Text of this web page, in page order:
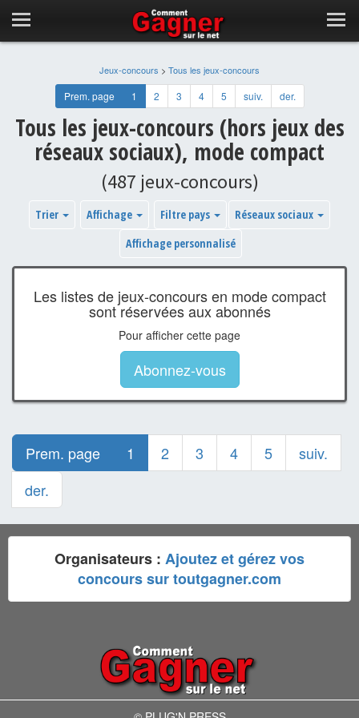
Jeux-concours > Tous les jeux-concours
Prem. page 1 2 3 4 5 suiv. der.
Tous les jeux-concours (hors jeux des
réseaux sociaux), mode compact
(487 jeux-concours)
Trier Affichage Filtre pays
Réseaux sociaux
Affichage personnalisé
Les listes de jeux-concours en mode compact
sont réservées aux abonnés
Pour afficher cette page
Abonnez-vous
Prem. page 1 2 3 4 5
suiv.
der.
Organisateurs : Ajoutez et gérez vos
concours sur toutgagner.com